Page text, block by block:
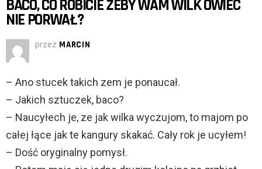
BACO, CO ROBICIE ŻEBY WAM WILK OWIEC
NIE PORWAŁ?
przez MARCIN
– Ano stucek takich zem je ponaucał.
– Jakich sztuczek, baco?
– Naucyłech je, ze jak wilka wyczujom, to majom po
całej łące jak te kangury skakać. Cały rok je ucyłem!
– Dość oryginalny pomysł.